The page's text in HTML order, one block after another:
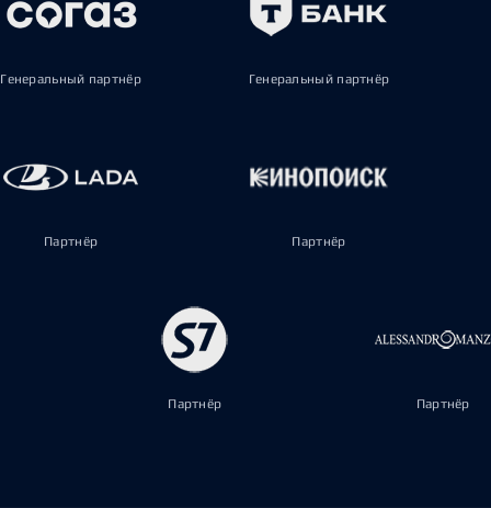
Генеральный партнёр Генеральный партнёр
Партнёр Партнёр
Партнёр Партнёр